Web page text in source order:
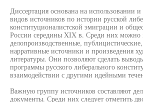
Диссертация основана на использовании
видов источников по истории русской
конституционалистской эмиграции и
России середины XIX в. Среди них можно
делопроизводственные,
нарративные источники и произведения
литературы. Они позволяют сделать
программы русского либерального
взаимодействии с другими идейными
Важную группу источников составляют
документы. Среди них следует отметить